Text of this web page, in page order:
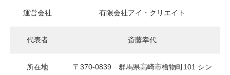
運営会社 有限会社アイ・クリエイト
代表者 斎藤幸代
所在地
〒370-0839 群馬県高崎市檜物町101 シン